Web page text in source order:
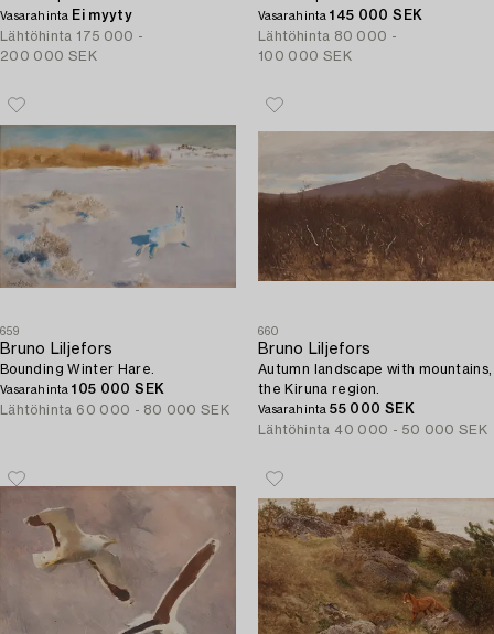
Vasarahinta Ei myyty
Lähtöhinta 175 000 -
200 000 SEK
Vasarahinta145 000 SEK
Lähtöhinta 80 000 -
100 000 SEK
659
Bruno Liljefors
Bounding Winter Hare.
Vasarahinta105 000 SEK
Lähtöhinta 60 000 - 80 000 SEK
660
Bruno Liljefors
Autumn landscape with mountains,
the Kiruna region.
Vasarahinta55 000 SEK
Lähtöhinta 40 000 - 50 000 SEK